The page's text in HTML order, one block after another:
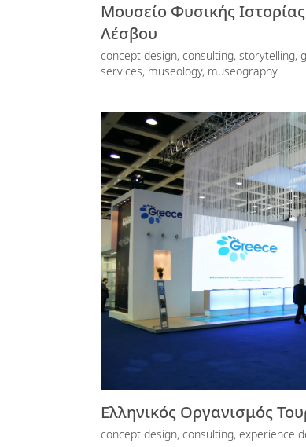
Μουσείο Φυσικής
Λέσβου
concept design, consulting, storytelling,
services, museology, museography
Ελληνικός Οργανισμός
concept design, consulting, experience